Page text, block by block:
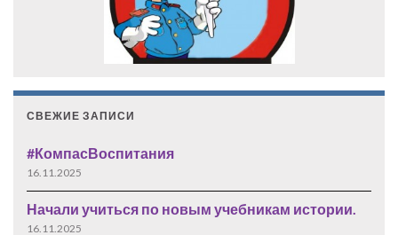
СВЕЖИЕ ЗАПИСИ
#КомпасВоспитания
16.11.2025
Начали учиться по новым учебникам истории.
16.11.2025